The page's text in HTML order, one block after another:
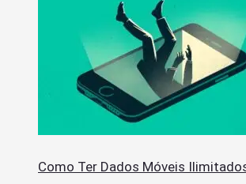
Como Ter Dados Móveis